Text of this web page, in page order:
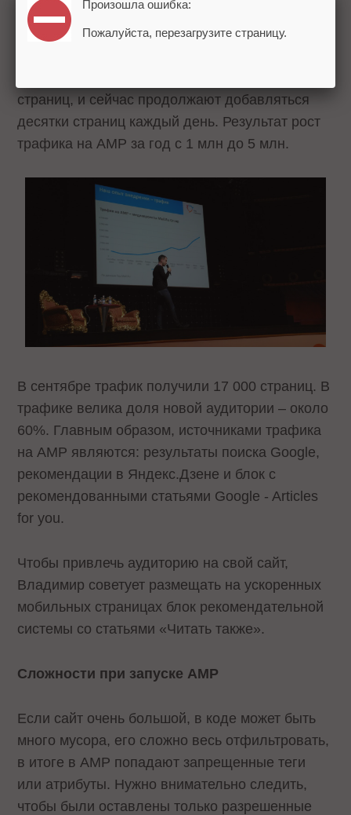
Auto.mail.ru
Hitech.mail.ru и др.
страниц, и сейчас продолжают добавляться
десятки страниц каждый день. Результат рост
трафика на AMP за год с 1 млн до 5 млн.
В сентябре трафик получили 17 000 страниц. В
трафике велика доля новой аудитории – около
60%. Главным образом, источниками трафика
на AMP являются: результаты поиска Google,
рекомендации в Яндекс.Дзене и блок с
рекомендованными статьями Google - Articles
for you.
Чтобы привлечь аудиторию на свой сайт,
Владимир советует размещать на ускоренных
мобильных страницах блок рекомендательной
системы со статьями «Читать также».
Сложности при запуске AMP
Если сайт очень большой, в коде может быть
много мусора, его сложно весь отфильтровать,
в итоге в AMP попадают запрещенные теги
или атрибуты. Нужно внимательно следить,
чтобы были оставлены только разрешенные
Произошла ошибка:
Пожалуйста, перезагрузите страницу.